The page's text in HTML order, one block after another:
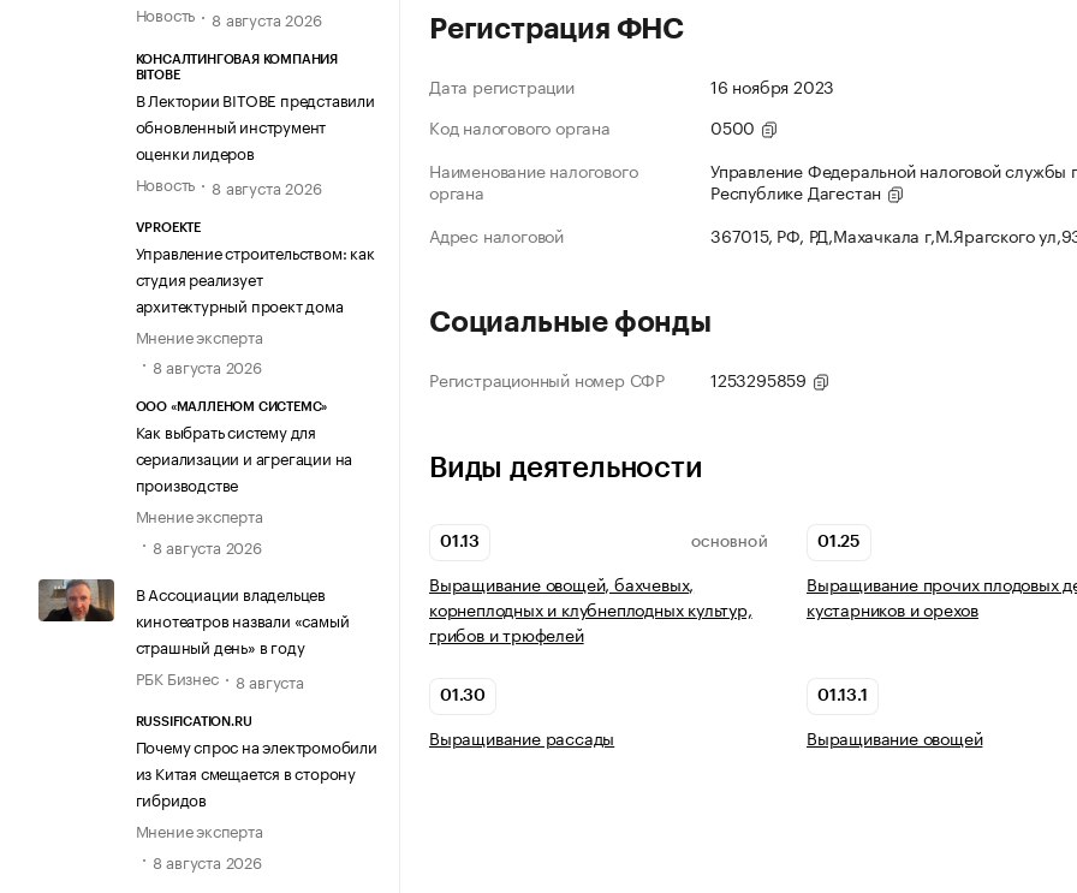
Новость
8 августа 2026
КОНСАЛТИНГОВАЯ КОМПАНИЯ
BITOBE
В Лектории BITOBE представили
обновленный инструмент
оценки лидеров
Новость
8 августа 2026
VPROEKTE
Управление строительством: как
студия реализует
архитектурный проект дома
Мнение эксперта
8 августа 2026
ООО «МАЛЛЕНОМ СИСТЕМС»
Как выбрать систему для
сериализации и агрегации на
производстве
Мнение эксперта
8 августа 2026
В Ассоциации владельцев
кинотеатров назвали «самый
страшный день» в году
РБК Бизнес
8 августа
RUSSIFICATION.RU
Почему спрос на электромобили
из Китая смещается в сторону
гибридов
Мнение эксперта
8 августа 2026
Регистрация ФНС
Дата регистрации
16 ноября 2023
Код налогового органа
0500
Наименование налогового
органа
Управление Федеральной налоговой службы
Республике Дагестан
Адрес налоговой
367015, РФ, РД,Махачкала г,М.Ярагского
Социальные фонды
Регистрационный номер СФР 1253295859
Виды деятельности
01.13 ОСНОВНОЙ
Выращивание овощей, бахчевых,
корнеплодных и клубнеплодных культур,
грибов и трюфелей
01.25
Выращивание прочих плодовых
кустарников и орехов
01.30
Выращивание рассады
01.13.1
Выращивание овощей